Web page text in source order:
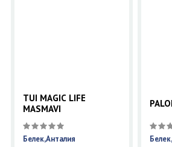
TUI MAGIC LIFE
MASMAVI
Белек,Анталия